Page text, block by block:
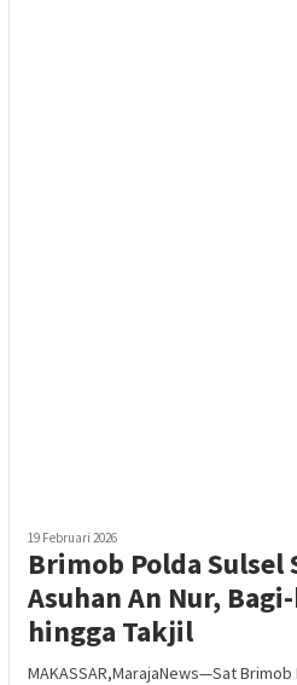
19 Februari 2026
Brimob Polda Sulsel
Asuhan An Nur,
hingga Takjil
MAKASSAR,MarajaNews—Sat